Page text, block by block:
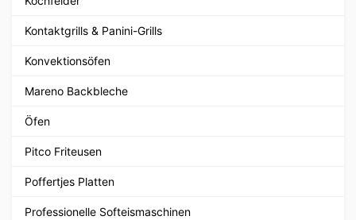
Kontaktgrills & Panini-Grills
Konvektionsöfen
Mareno Backbleche
Öfen
Pitco Friteusen
Poffertjes Platten
Professionelle Softeismaschinen